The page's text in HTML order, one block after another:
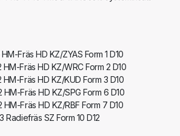
Fräs HD KZ/ZYAS Form 1 D10
HM-Fräs HD KZ/WRC Form 2 D10
HM-Fräs HD KZ/KUD Form 3 D10
HM-Fräs HD KZ/SPG Form 6 D10
HM-Fräs HD KZ/RBF Form 7 D10
Radiefräs SZ Form 10 D12